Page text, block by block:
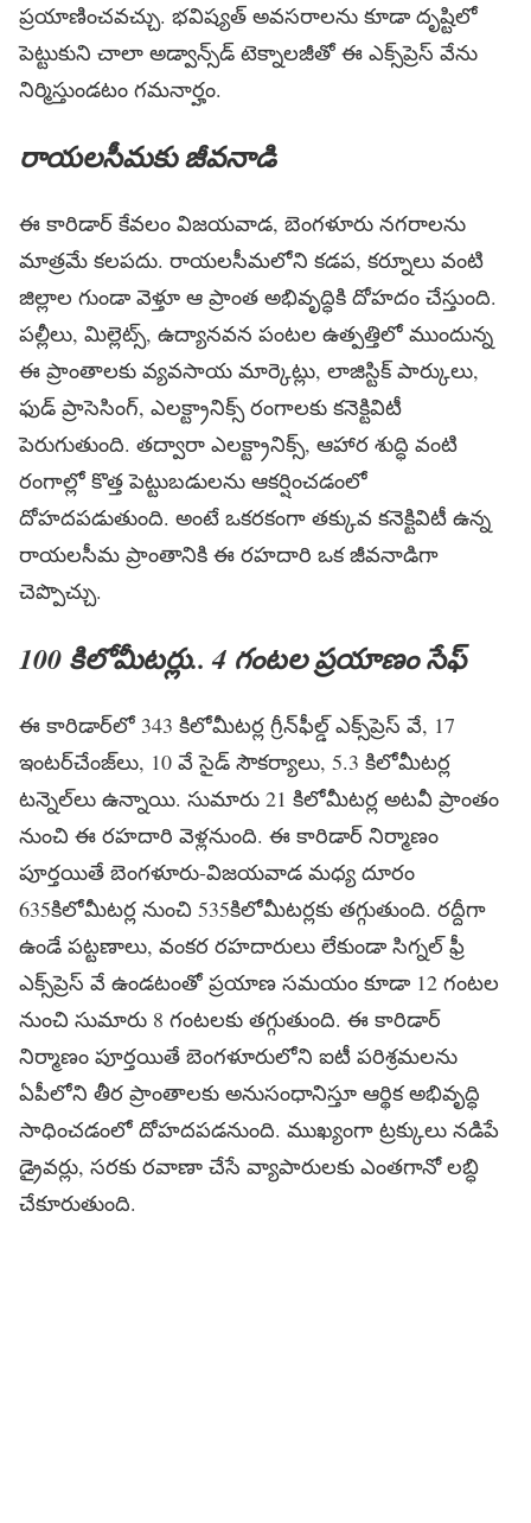
ప్రయాణించవచ్చు. భవిష్యత్ అవసరాలను కూడా దృష్టిలో
పెట్టుకుని చాలా అడ్వాన్స్‌డ్‌ టెక్నాలజీతో ఈ ఎక్స్‌ప్రెస్ వేను
నిర్మిస్తుండటం గమనార్హం.
రాయలసీమకు జీవనాడి
ఈ కారిడార్ కేవలం విజయవాడ, బెంగళూరు నగరాలను
మాత్రమే కలపదు. రాయలసీమలోని కడప, కర్నూలు వంటి
జిల్లాల గుండా వెళ్తూ ఆ ప్రాంత అభివృద్ధికి దోహదం చేస్తుంది.
పల్లీలు, మిల్లెట్స్, ఉద్యానవన పంటల ఉత్పత్తిలో ముందున్న
ఈ ప్రాంతాలకు వ్యవసాయ మార్కెట్లు, లాజిస్టిక్ పార్కులు,
ఫుడ్ ప్రాసెసింగ్, ఎలక్ట్రానిక్స్ రంగాలకు కనెక్టివిటీ
పెరుగుతుంది. తద్వారా ఎలక్ట్రానిక్స్, ఆహార శుద్ధి వంటి
రంగాల్లో కొత్త పెట్టుబడులను ఆకర్షించడంలో
దోహదపడుతుంది. అంటే ఒకరకంగా తక్కువ కనెక్టివిటీ ఉన్న
రాయలసీమ ప్రాంతానికి ఈ రహదారి ఒక జీవనాడిగా
చెప్పొచ్చు.
100 కిలోమీటర్లు.. 4 గంటల ప్రయాణం సేఫ్
ఈ కారిడార్‌లో 343 కిలోమీటర్ల గ్రీన్‌ఫీల్డ్ ఎక్స్‌ప్రెస్ వే, 17
ఇంటర్‌చేంజ్‌లు, 10 వే సైడ్ సౌకర్యాలు, 5.3 కిలోమీటర్ల
టన్నెల్‌లు ఉన్నాయి. సుమారు 21 కిలోమీటర్ల అటవీ ప్రాంతం
నుంచి ఈ రహదారి వెళ్లనుంది. ఈ కారిడార్ నిర్మాణం
పూర్తయితే బెంగళూరు-విజయవాడ మధ్య దూరం
635కిలోమీటర్ల నుంచి 535కిలోమీటర్లకు తగ్గుతుంది. రద్దీగా
ఉండే పట్టణాలు, వంకర రహదారులు లేకుండా సిగ్నల్ ఫ్రీ
ఎక్స్‌ప్రెస్ వే ఉండటంతో ప్రయాణ సమయం కూడా 12 గంటల
నుంచి సుమారు 8 గంటలకు తగ్గుతుంది. ఈ కారిడార్
నిర్మాణం పూర్తయితే బెంగళూరులోని ఐటీ పరిశ్రమలను
ఏపీలోని తీర ప్రాంతాలకు అనుసంధానిస్తూ ఆర్థిక అభివృద్ధి
సాధించడంలో దోహదపడనుంది. ముఖ్యంగా ట్రక్కులు నడిపే
డ్రైవర్లు, సరకు రవాణా చేసే వ్యాపారులకు ఎంతగానో లబ్ధి
చేకూరుతుంది.